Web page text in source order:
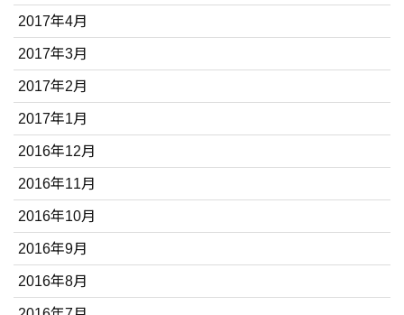
2017年4月
2017年3月
2017年2月
2017年1月
2016年12月
2016年11月
2016年10月
2016年9月
2016年8月